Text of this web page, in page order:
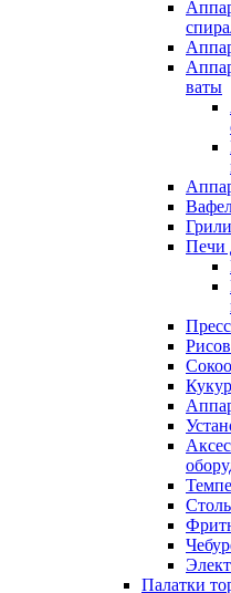
ваты
Грили
Печи
Палатки